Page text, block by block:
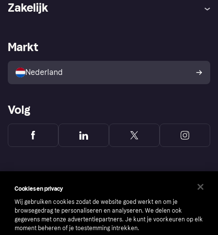
Winkeloverzicht
Kopersbescherming voor
consumenten
Zakelijk
Zakelijke login
Markt
Nederland
Volg
Cookies en privacy
Wij gebruiken cookies zodat de website goed werkt en om je
browsegedrag te personaliseren en analyseren. We delen ook
gegevens met onze advertentiepartners. Je kunt je voorkeuren op elk
moment beheren of je toestemming intrekken.